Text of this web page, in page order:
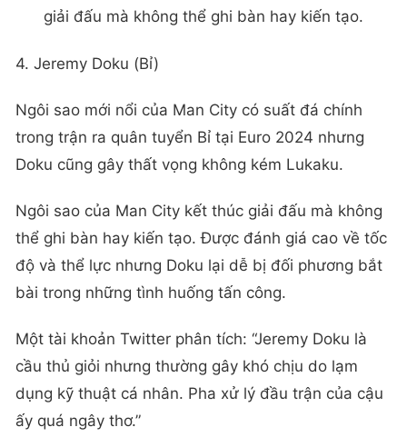
giải đấu mà không thể ghi bàn hay kiến tạo.
4. Jeremy Doku (Bỉ)
Ngôi sao mới nổi của Man City có suất đá chính
trong trận ra quân tuyển Bỉ tại Euro 2024 nhưng
Doku cũng gây thất vọng không kém Lukaku.
Ngôi sao của Man City kết thúc giải đấu mà không
thể ghi bàn hay kiến tạo. Được đánh giá cao về tốc
độ và thể lực nhưng Doku lại dễ bị đối phương bắt
bài trong những tình huống tấn công.
Một tài khoản Twitter phân tích: “Jeremy Doku là
cầu thủ giỏi nhưng thường gây khó chịu do lạm
dụng kỹ thuật cá nhân. Pha xử lý đầu trận của cậu
ấy quá ngây thơ.”